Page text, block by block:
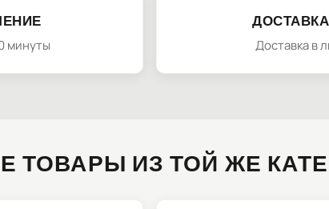
минуты Доставка в
ТОВАРЫ ИЗ ТОЙ ЖЕ